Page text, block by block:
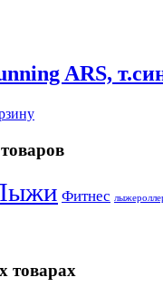
ARS,
Фитнес
товарах